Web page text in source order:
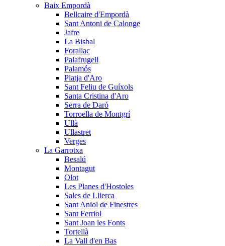
Baix Empordà
Bellcaire d'Empordà
Sant Antoni de Calonge
Jafre
La Bisbal
Forallac
Palafrugell
Palamós
Platja d'Aro
Sant Feliu de Guíxols
Santa Cristina d'Aro
Serra de Daró
Torroella de Montgrí
Ullà
Ullastret
Verges
La Garrotxa
Besalú
Montagut
Olot
Les Planes d'Hostoles
Sales de Llierca
Sant Aniol de Finestres
Sant Ferriol
Sant Joan les Fonts
Tortellà
La Vall d'en Bas